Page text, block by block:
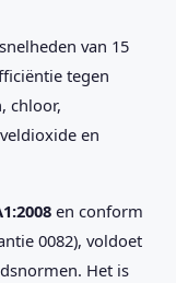
van 15
tegen
chloor,
en
en conform
0082), voldoet
Het is